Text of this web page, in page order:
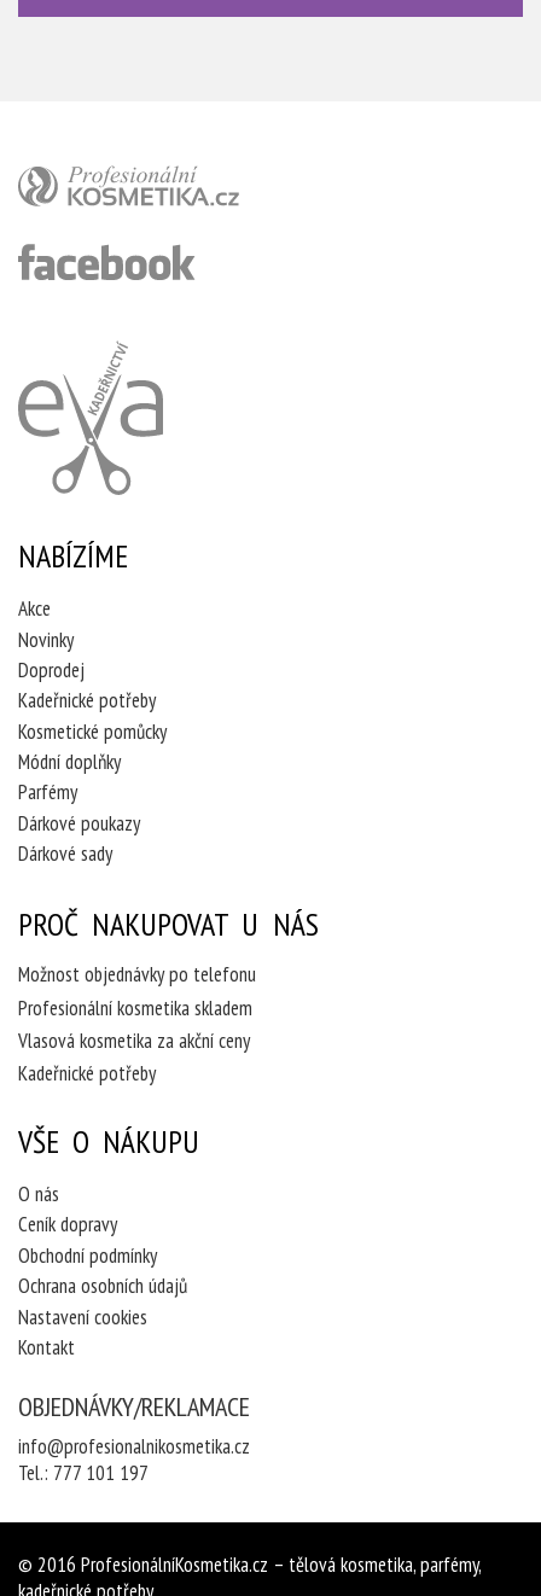
NABÍZÍME
Akce
Novinky
Doprodej
Kadeřnické potřeby
Kosmetické pomůcky
Módní doplňky
Parfémy
Dárkové poukazy
Dárkové sady
PROČ NAKUPOVAT U NÁS
Možnost objednávky po telefonu
Profesionální kosmetika skladem
Vlasová kosmetika za akční ceny
Kadeřnické potřeby
VŠE O NÁKUPU
O nás
Ceník dopravy
Obchodní podmínky
Ochrana osobních údajů
Nastavení cookies
Kontakt
OBJEDNÁVKY/REKLAMACE
info@profesionalnikosmetika.cz
Tel.: 777 101 197
© 2016 ProfesionálníKosmetika.cz – tělová kosmetika, parfémy,